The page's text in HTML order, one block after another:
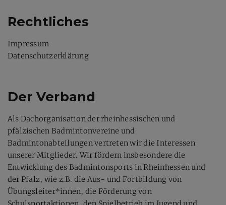
Rechtliches
Impressum
Datenschutzerklärung
Der Verband
Als Dachorganisation der rheinhessischen und
pfälzischen Badmintonvereine und
Badmintonabteilungen vertreten wir die Interessen
unserer Mitglieder. Wir fördern insbesondere die
Entwicklung des Badmintonsports in Rheinhessen und
der Pfalz, wie z.B. die Aus- und Fortbildung von
Übungsleiter*innen, die Förderung von